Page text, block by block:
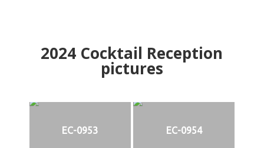
2024 Cocktail Reception
pictures
EC-0953 EC-0954